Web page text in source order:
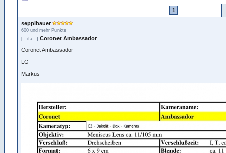
1
sepplbauer
600 und mehr Punkte
[ ..iIa.. ] Coronet Ambassador
Coronet Ambassador
LG
Markus